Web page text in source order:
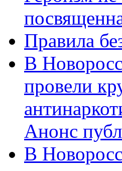
Правила
В
провели
Анонс
В